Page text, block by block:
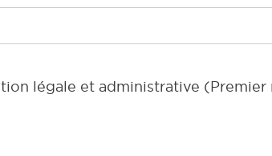
légale et administrative